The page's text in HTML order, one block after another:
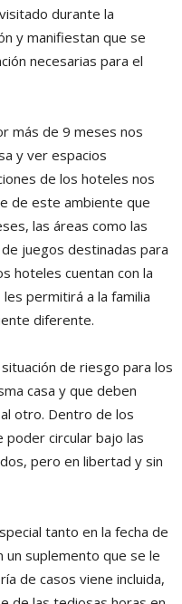
durante la
y manifiestan que se
necesarias para el
más de 9 meses nos
y ver espacios
de los hoteles nos
de este ambiente que
las áreas como las
juegos destinadas para
hoteles cuentan con la
permitirá a la familia
diferente.
de riesgo para los
casa y que deben
otro. Dentro de los
circular bajo las
pero en libertad y sin
tanto en la fecha de
un suplemento que se le
de casos viene incluida,